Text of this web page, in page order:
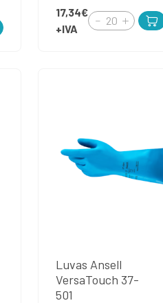
17,34€
+IVA
Luvas Ansell
VersaTouch 37-
501